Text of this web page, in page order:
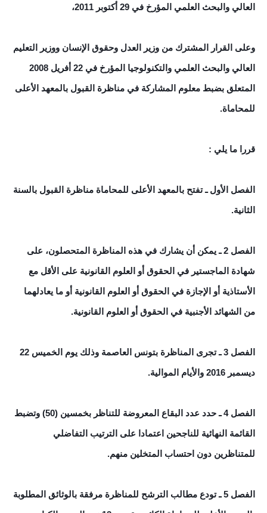
العالي والبحث العلمي المؤرخ في 29 أكتوبر 2011،
وعلى القرار المشترك من وزير العدل وحقوق الإنسان ووزير التعليم
العالي والبحث العلمي والتكنولوجيا المؤرخ في 22 أفريل 2008
المتعلق بضبط معلوم المشاركة في مناظرة القبول بالمعهد الأعلى
للمحاماة.
قررا ما يلي :
الفصل الأول ـ تفتح بالمعهد الأعلى للمحاماة مناظرة القبول بالسنة
الثانية.
الفصل 2 ـ يمكن أن يشارك في هذه المناظرة المتحصلون، على
شهادة الماجستير في الحقوق أو العلوم القانونية على الأقل مع
الأستاذية أو الإجازة في الحقوق أو العلوم القانونية أو ما يعادلهما
من الشهائد الأجنبية في الحقوق أو العلوم القانونية.
الفصل 3 ـ تجرى المناظرة بتونس العاصمة وذلك يوم الخميس 22
ديسمبر 2016 والأيام الموالية.
الفصل 4 ـ حدد عدد البقاع المعروضة للتناظر بخمسين (50) وتضبط
القائمة النهائية للناجحين اعتمادا على الترتيب التفاضلي
للمتناظرين دون احتساب المتخلين منهم.
الفصل 5 ـ تودع مطالب الترشح للمناظرة مرفقة بالوثائق المطلوبة